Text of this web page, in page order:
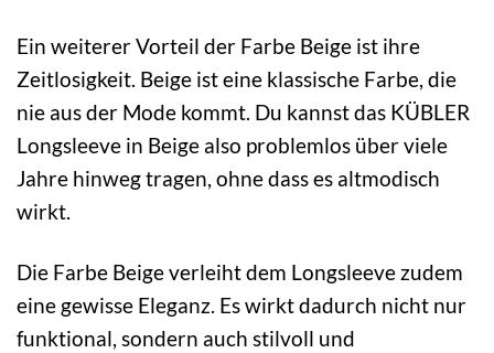
Ein weiterer Vorteil der Farbe Beige ist ihre
Zeitlosigkeit. Beige ist eine klassische Farbe, die
nie aus der Mode kommt. Du kannst das KÜBLER
Longsleeve in Beige also problemlos über viele
Jahre hinweg tragen, ohne dass es altmodisch
wirkt.
Die Farbe Beige verleiht dem Longsleeve zudem
eine gewisse Eleganz. Es wirkt dadurch nicht nur
funktional, sondern auch stilvoll und